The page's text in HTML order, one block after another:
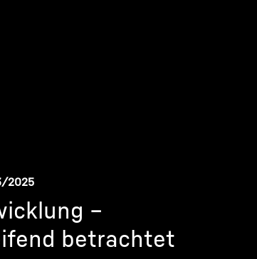
2025
–
betrachtet